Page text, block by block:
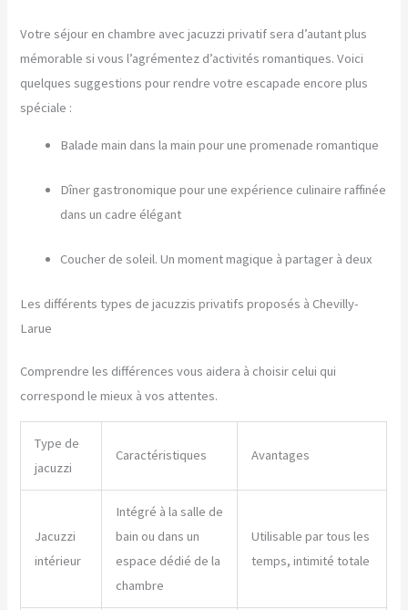
Votre séjour en chambre avec jacuzzi privatif sera d’autant plus
mémorable si vous l’agrémentez d’activités romantiques. Voici
quelques suggestions pour rendre votre escapade encore plus
spéciale :
Balade main dans la main pour une promenade romantique
Dîner gastronomique pour une expérience culinaire raffinée
dans un cadre élégant
Coucher de soleil. Un moment magique à partager à deux
Les différents types de jacuzzis privatifs proposés à Chevilly-
Larue
Comprendre les différences vous aidera à choisir celui qui
correspond le mieux à vos attentes.
Type de
jacuzzi
Caractéristiques Avantages
Jacuzzi
intérieur
Intégré à la salle de
bain ou dans un
espace dédié de la
chambre
Utilisable par tous les
temps, intimité totale